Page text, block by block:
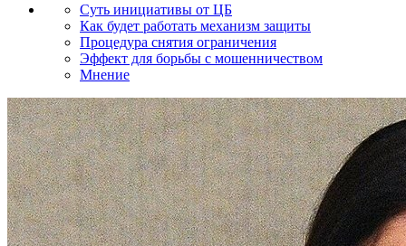
Суть инициативы от ЦБ
Как будет работать механизм защиты
Процедура снятия ограничения
Эффект для борьбы с мошенничеством
Мнение